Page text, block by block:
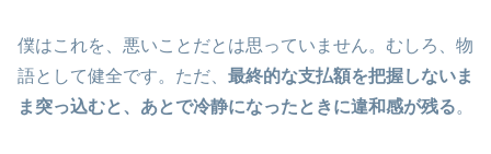
僕はこれを、悪いことだとは思っていません。むしろ、物
語として健全です。ただ、 最終的な支払額を把握しないま
ま突っ込むと、あとで冷静になったときに違和感が残る。